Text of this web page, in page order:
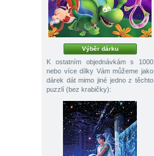
Výběr dárku
K ostatním objednávkám s 1000
nebo více dílky Vám můžeme jako
dárek dát mimo jiné jedno z těchto
puzzlí (bez krabičky):